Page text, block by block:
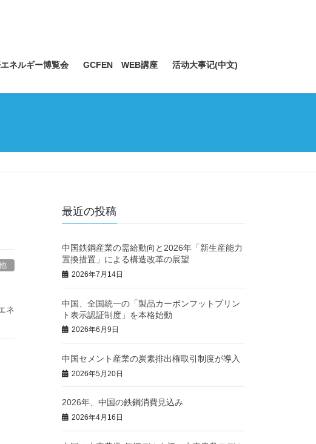
ネルギー博覧会 GCFEN WEB講座 活动大事记(中文)
ネ
最近の投稿
中国鉄鋼産業の需給動向と2026年「新生産能力
置換措置」による構造改革の展望
2026年7月14日
中国、全国統一の「製品カーボンフットプリン
ト表示認証制度」を本格始動
2026年6月9日
中国セメント産業の炭素排出権取引制度が導入
2026年5月20日
2026年、中国の鉄鋼消費見込み
2026年4月16日